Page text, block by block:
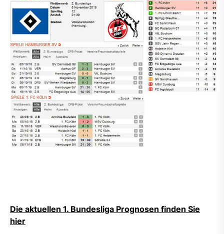
Die aktuellen 1. Bundesliga Prognosen finden Sie
hier